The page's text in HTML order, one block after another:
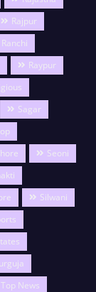
Rajpur
Ranchi
Raypur
Sagar
Seoni
Silwani
Top News